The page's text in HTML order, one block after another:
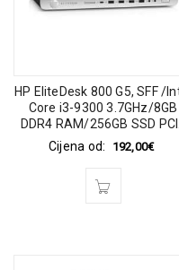
HP EliteDesk 800 G5, SFF /
Core i3-9300 3.7GHz/8GB
DDR4 RAM/256GB SSD PCIe
/Intel UHD Graphics/Win 11
Pro 64-bit
Cijena od: 192,00€